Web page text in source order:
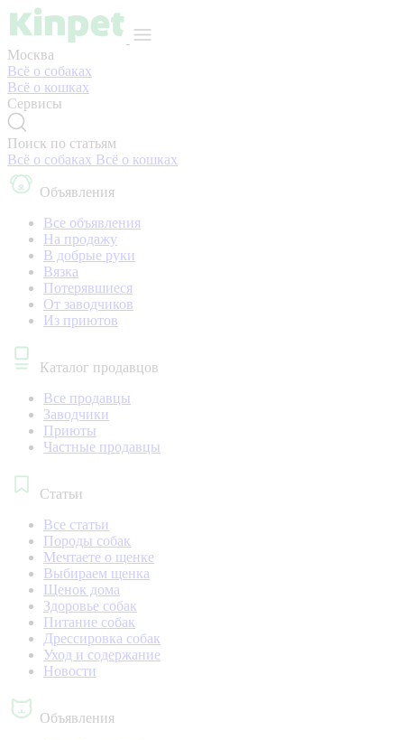
Москва
Всё о собаках
Всё о кошках
Сервисы
Поиск по статьям
Всё о собаках Всё о кошках
Объявления
Все объявления
На продажу
В добрые руки
Вязка
Потерявшиеся
От заводчиков
Из приютов
Каталог продавцов
Все продавцы
Заводчики
Приюты
Частные продавцы
Статьи
Все статьи
Породы собак
Мечтаете о щенке
Выбираем щенка
Щенок дома
Здоровье собак
Питание собак
Дрессировка собак
Уход и содержание
Новости
Объявления